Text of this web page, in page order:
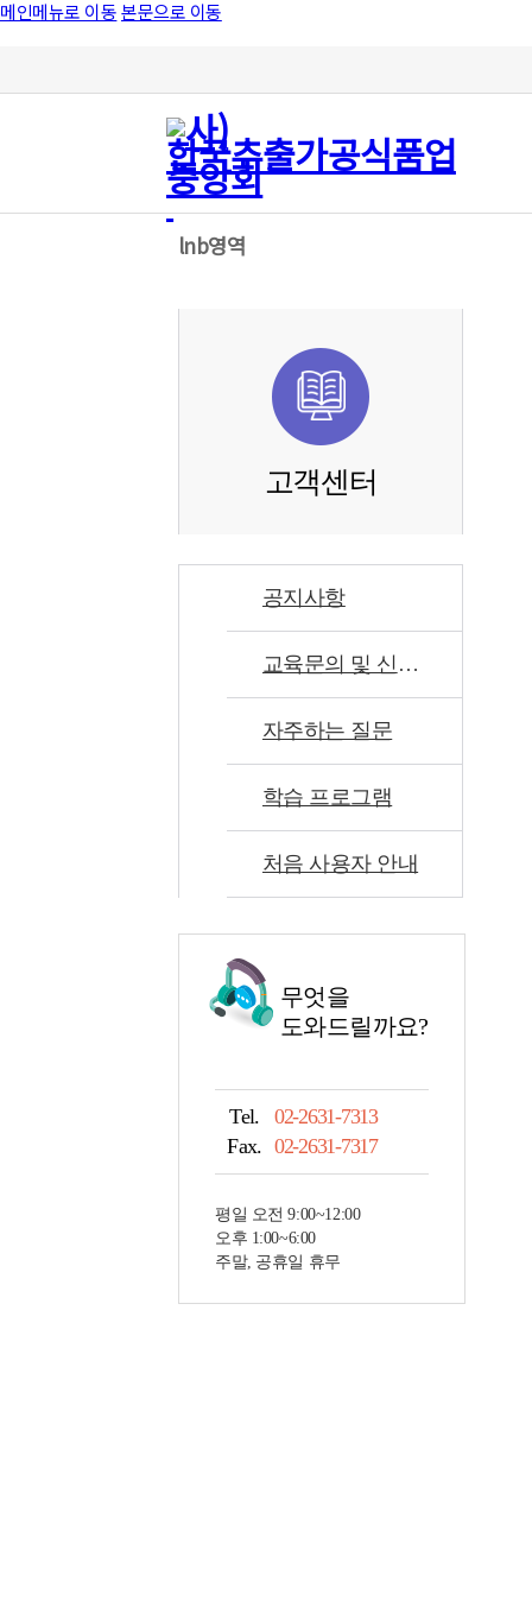
메인메뉴로 이동본문으로 이동
lnb영역
고객센터
공지사항
교육문의 및 신고센터
자주하는 질문
학습 프로그램
처음 사용자 안내
무엇을
도와드릴까요?
Tel.
02-2631-7313
Fax. 02-2631-7317
평일 오전 9:00~12:00
오후 1:00~6:00
주말, 공휴일 휴무